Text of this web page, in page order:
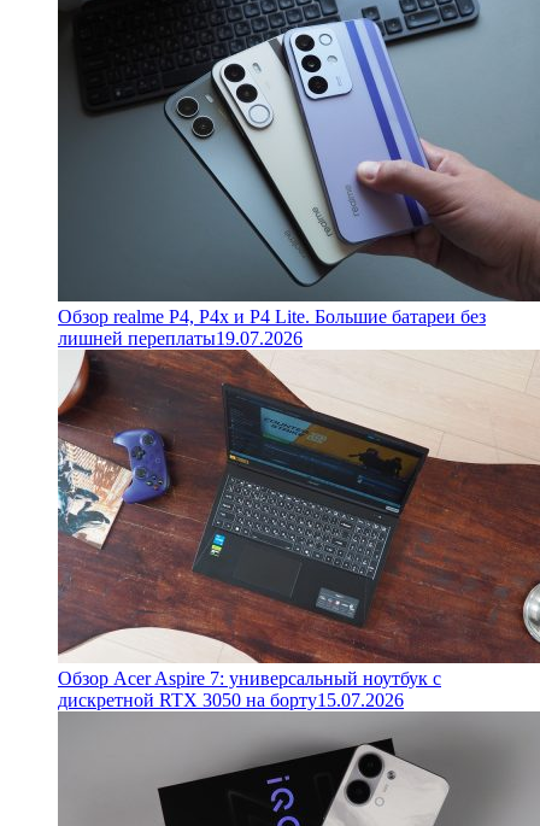
Обзор realme P4, P4x и P4 Lite. Большие батареи без
лишней переплаты19.07.2026
Обзор Acer Aspire 7: универсальный ноутбук с
дискретной RTX 3050 на борту15.07.2026